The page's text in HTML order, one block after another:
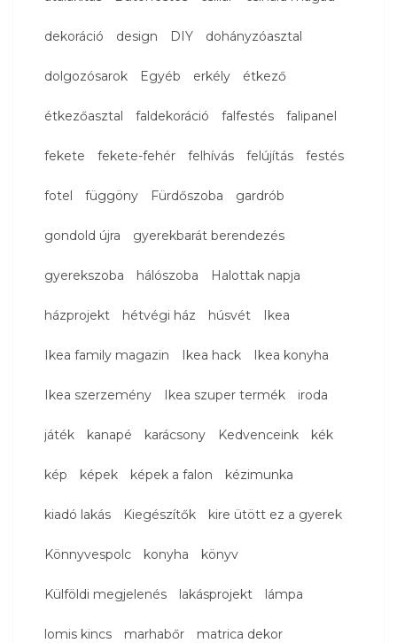
dekoráció design DIY dohányzóasztal
dolgozósarok Egyéb erkély étkező
étkezőasztal faldekoráció falfestés falipanel
fekete fekete-fehér felhívás felújítás festés
fotel függöny Fürdőszoba gardrób
gondold újra gyerekbarát berendezés
gyerekszoba hálószoba Halottak napja
házprojekt hétvégi ház húsvét Ikea
Ikea family magazin Ikea hack Ikea konyha
Ikea szerzemény Ikea szuper termék iroda
játék kanapé karácsony Kedvenceink kék
kép képek képek a falon kézimunka
kiadó lakás Kiegészítők kire ütött ez a gyerek
Könnyvespolc konyha könyv
Külföldi megjelenés lakásprojekt lámpa
lomis kincs marhabőr matrica dekor